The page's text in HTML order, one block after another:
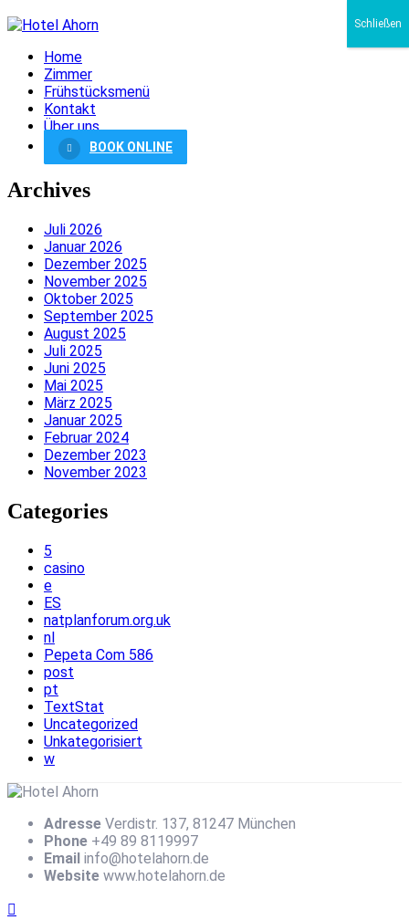
Home
Zimmer
Frühstücksmenü
Kontakt
Über uns
BOOK ONLINE
Archives
Juli 2026
Januar 2026
Dezember 2025
November 2025
Oktober 2025
September 2025
August 2025
Juli 2025
Juni 2025
Mai 2025
März 2025
Januar 2025
Februar 2024
Dezember 2023
November 2023
Categories
5
casino
e
ES
natplanforum.org.uk
nl
Pepeta Com 586
post
pt
TextStat
Uncategorized
Unkategorisiert
w
Adresse Verdistr. 137, 81247 München
Phone +49 89 8119997
Email info@hotelahorn.de
Website www.hotelahorn.de
Schließen